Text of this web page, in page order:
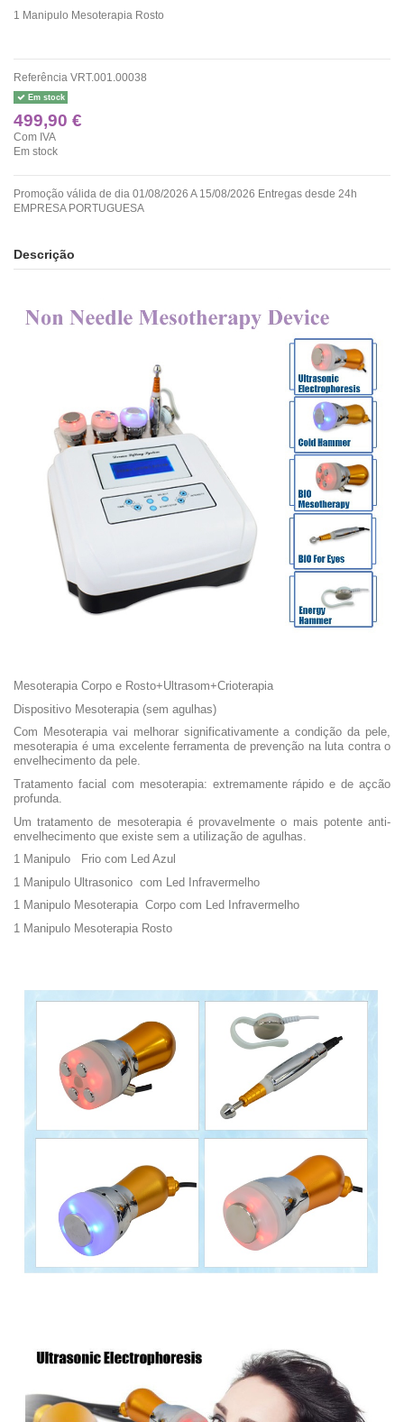
1 Manipulo Mesoterapia Rosto
Referência VRT.001.00038
Em stock
499,90 €
Com IVA
Em stock
Promoção válida de dia 01/08/2026 A 15/08/2026 Entregas desde 24h
EMPRESA PORTUGUESA
Descrição
Mesoterapia Corpo e Rosto+Ultrasom+Crioterapia
Dispositivo Mesoterapia (sem agulhas)
Com Mesoterapia vai melhorar significativamente a condição da pele,
mesoterapia é uma excelente ferramenta de prevenção na luta contra o
envelhecimento da pele.
Tratamento facial com mesoterapia: extremamente rápido e de açcão
profunda.
Um tratamento de mesoterapia é provavelmente o mais potente anti-
envelhecimento que existe sem a utilização de agulhas.
1 Manipulo Frio com Led Azul
1 Manipulo Ultrasonico com Led Infravermelho
1 Manipulo Mesoterapia Corpo com Led Infravermelho
1 Manipulo Mesoterapia Rosto